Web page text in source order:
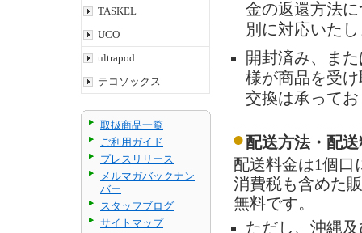
TASKEL
UCO
ultrapod
テコソックス
取扱商品一覧
ご利用ガイド
プレスリリース
メルマガバックナン
バー
スタッフブログ
サイトマップ
金の返還方法
別に対応いた
開封済み、ま
様が商品を受
交換は承って
配送方法・配
配送料金は1個口
消費税も含めた
無料です。
ただし、沖縄